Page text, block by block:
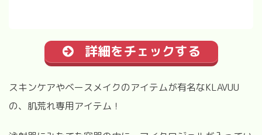
詳細をチェックする
スキンケアやベースメイクのアイテムが有名なKLAVUU
の、肌荒れ専用アイテム！